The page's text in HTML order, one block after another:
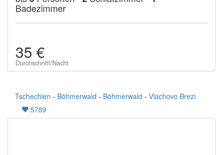
Badezimmer
35 €
Durchschnitt/Nacht
Tschechien - Böhmerwald - Böhmerwald - Vlachovo Brezi
5789